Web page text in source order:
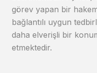
görev yapan bir
bağlantılı uygun
daha elverişli bir
etmektedir.